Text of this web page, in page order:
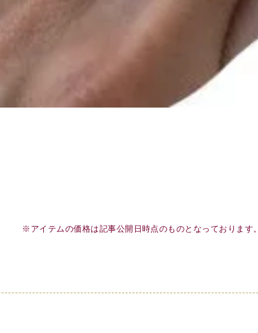
※アイテムの価格は記事公開日時点のものとなっております。